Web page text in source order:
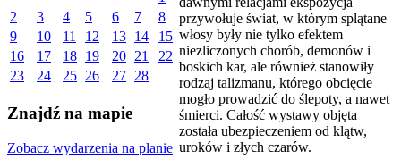
2
3 4 5 6 7
8
9
10 11 12 13 14
15
16
17 18 19 20 21
22
23
24 25 26 27 28
Znajdź na mapie
Zobacz wydarzenia na planie
przywołuje świat, w którym splątane
włosy były nie tylko efektem
niezliczonych chorób, demonów i
boskich kar, ale również stanowiły
rodzaj talizmanu, którego obcięcie
mogło prowadzić do ślepoty, a nawet
śmierci. Całość wystawy objęta
została ubezpieczeniem od klątw,
uroków i złych czarów.